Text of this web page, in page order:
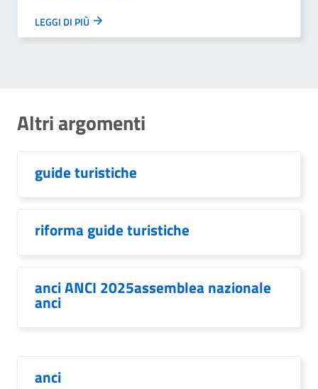
LEGGI DI PIÙ
Altri argomenti
guide turistiche
riforma guide turistiche
anci ANCI 2025assemblea nazionale
anci
anci